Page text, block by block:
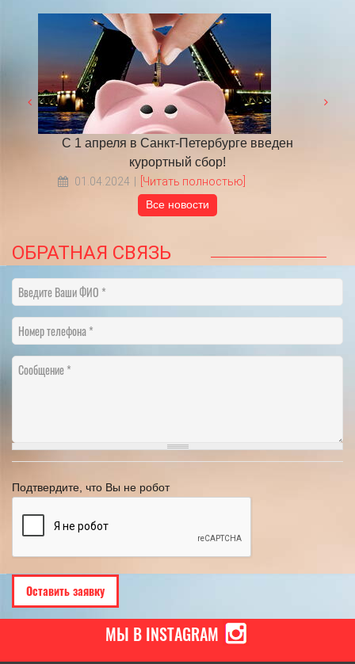
С 1 апреля в Санкт-Петербурге введен
курортный сбор!
01.04.2024 [Читать полностью]
Все новости
ОБРАТНАЯ СВЯЗЬ
Введите Ваши ФИО
Номер телефона
Сообщение
Подтвердите, что Вы не робот
МЫ В INSTAGRAM